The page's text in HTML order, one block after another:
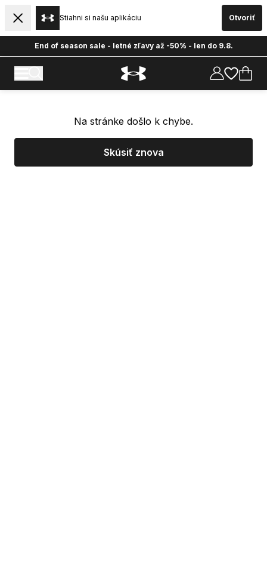
Stiahni si našu aplikáciu Otvoriť
End of season sale - letné zľavy až -50% - len do 9.8.
Na stránke došlo k chybe.
Skúsiť znova